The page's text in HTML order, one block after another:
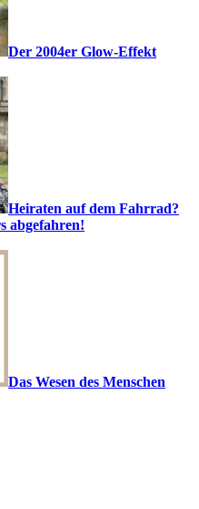
Der 2004er Glow-Effekt
Heiraten auf dem Fahrrad?
abgefahren!
Das Wesen des Menschen